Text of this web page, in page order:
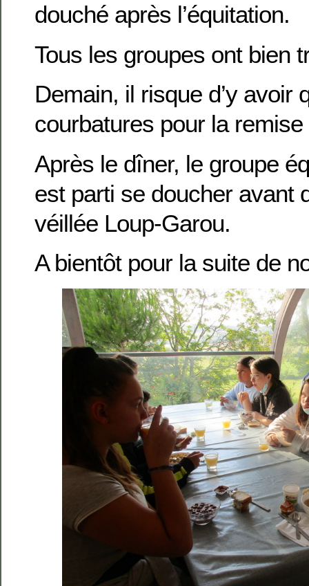
douché après l’équitation.
Tous les groupes ont bien
Demain, il risque d’y avoir
courbatures pour la
Après le dîner, le groupe
est parti se doucher avant
véillée Loup-Garou.
A bientôt pour la suite de